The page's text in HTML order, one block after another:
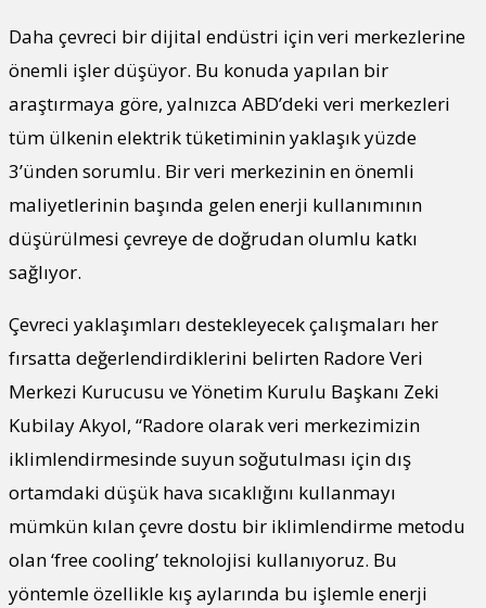
Daha çevreci bir dijital endüstri için veri merkezlerine
önemli işler düşüyor. Bu konuda yapılan bir
araştırmaya göre, yalnızca ABD’deki veri merkezleri
tüm ülkenin elektrik tüketiminin yaklaşık yüzde
3’ünden sorumlu. Bir veri merkezinin en önemli
maliyetlerinin başında gelen enerji kullanımının
düşürülmesi çevreye de doğrudan olumlu katkı
sağlıyor.
Çevreci yaklaşımları destekleyecek çalışmaları her
fırsatta değerlendirdiklerini belirten Radore Veri
Merkezi Kurucusu ve Yönetim Kurulu Başkanı Zeki
Kubilay Akyol, “Radore olarak veri merkezimizin
iklimlendirmesinde suyun soğutulması için dış
ortamdaki düşük hava sıcaklığını kullanmayı
mümkün kılan çevre dostu bir iklimlendirme metodu
olan ‘free cooling’ teknolojisi kullanıyoruz. Bu
yöntemle özellikle kış aylarında bu işlemle enerji